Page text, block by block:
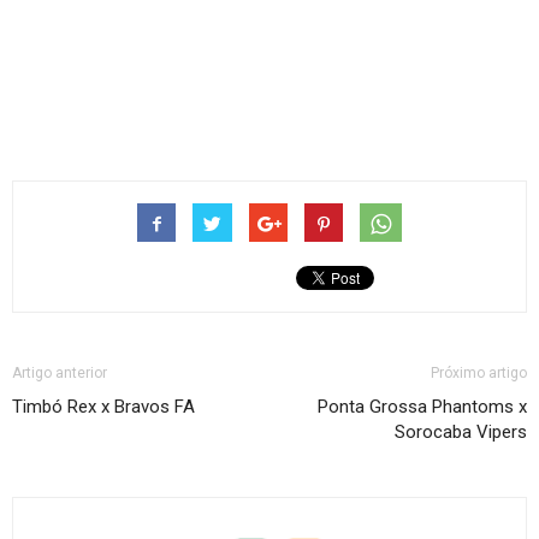
Artigo anterior
Timbó Rex x Bravos FA
Próximo artigo
Ponta Grossa Phantoms x
Sorocaba Vipers